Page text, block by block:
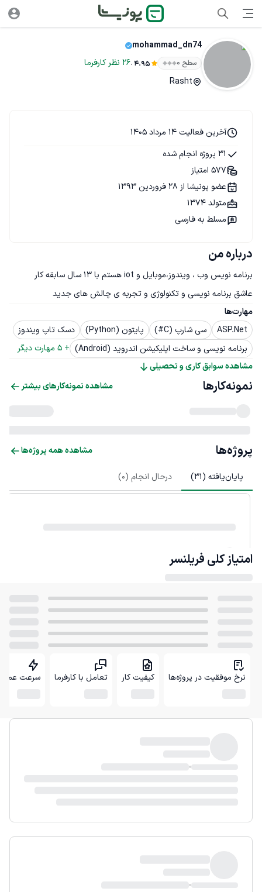
mohammad_dn74
سطح ۰ 4.95
.
26 نظر کارفرما
Rasht
درباره من
عاشق برنامه نویسی و تکنولوژی و تجربه ی چالش های جدید
مهارت‌ها
ASP.Net
سی شارپ (C#) پایتون (Python)
دسک تاپ ویندوز
برنامه نویسی و ساخت اپلیکیشن اندروید (Android)
+
5 مهارت دیگر
مشاهده سوابق کاری و تحصیلی
آخرین فعالیت 14 مرداد 1405
31 پروژه انجام شده
577 امتیاز
عضو پونیشا از 28 فروردین 1393
متولد 1374
مسلط به فارسی
نمونه‌کارها مشاهده نمونه‌کارهای بیشتر
پروژه‌ها مشاهده همه پروژه‌ها
پایان‌یافته (31
) درحال انجام (0
)
امتیاز کلی فریلنسر
نرخ موفقیت در پروژه‌ها کیفیت کار تعامل با کارفرما سرعت عمل